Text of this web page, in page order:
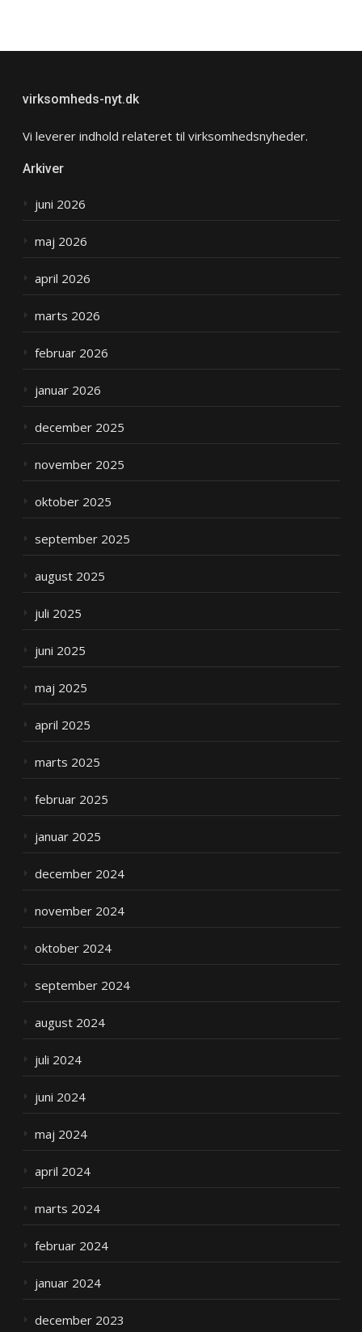
virksomheds-nyt.dk
Vi leverer indhold relateret til virksomhedsnyheder.
Arkiver
juni 2026
maj 2026
april 2026
marts 2026
februar 2026
januar 2026
december 2025
november 2025
oktober 2025
september 2025
august 2025
juli 2025
juni 2025
maj 2025
april 2025
marts 2025
februar 2025
januar 2025
december 2024
november 2024
oktober 2024
september 2024
august 2024
juli 2024
juni 2024
maj 2024
april 2024
marts 2024
februar 2024
januar 2024
december 2023